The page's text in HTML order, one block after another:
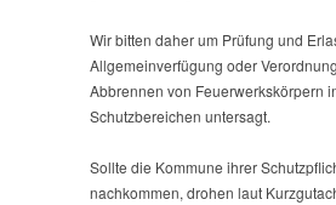
Wir bitten daher um Prüfung und
Allgemeinverfügung oder
Abbrennen von Feuerwerkskörpern
Schutzbereichen untersagt.
Sollte die Kommune ihrer
nachkommen, drohen laut